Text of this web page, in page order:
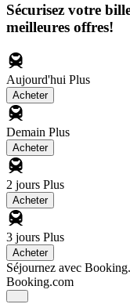
Sécurisez votre
meilleures offres!
Aujourd'hui Plus
Acheter
Demain Plus
Acheter
2 jours Plus
Acheter
3 jours Plus
Acheter
Séjournez avec
Booking.com